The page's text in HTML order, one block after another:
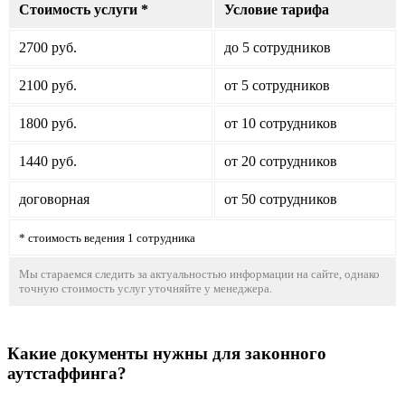
Стоимость услуги * Условие тарифа
2700 руб. до 5 сотрудников
2100 руб. от 5 сотрудников
1800 руб. от 10 сотрудников
1440 руб. от 20 сотрудников
договорная от 50 сотрудников
* стоимость ведения 1 сотрудника
Мы стараемся следить за актуальностью информации на сайте, однако
точную стоимость услуг уточняйте у менеджера.
Какие документы нужны для законного
аутстаффинга?